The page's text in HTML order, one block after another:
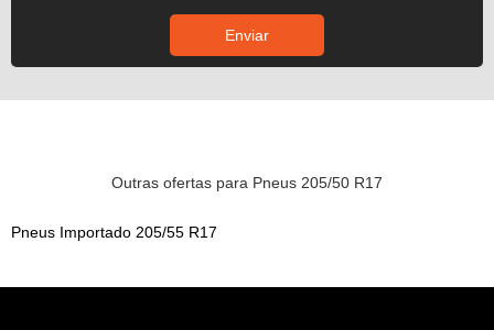
Outras ofertas para Pneus 205/50 R17
Pneus Importado 205/55 R17